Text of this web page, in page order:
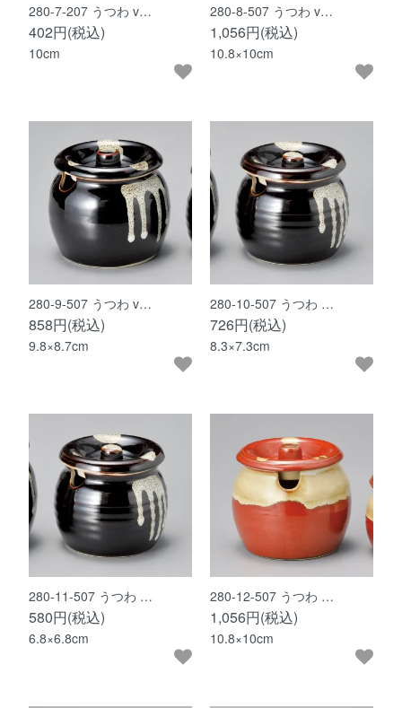
280-7-207 うつわ v…
402円(税込)
10cm
280-8-507 うつわ v…
1,056円(税込)
10.8×10cm
280-9-507 うつわ v…
858円(税込)
9.8×8.7cm
280-10-507 うつわ …
726円(税込)
8.3×7.3cm
280-11-507 うつわ …
580円(税込)
6.8×6.8cm
280-12-507 うつわ …
1,056円(税込)
10.8×10cm